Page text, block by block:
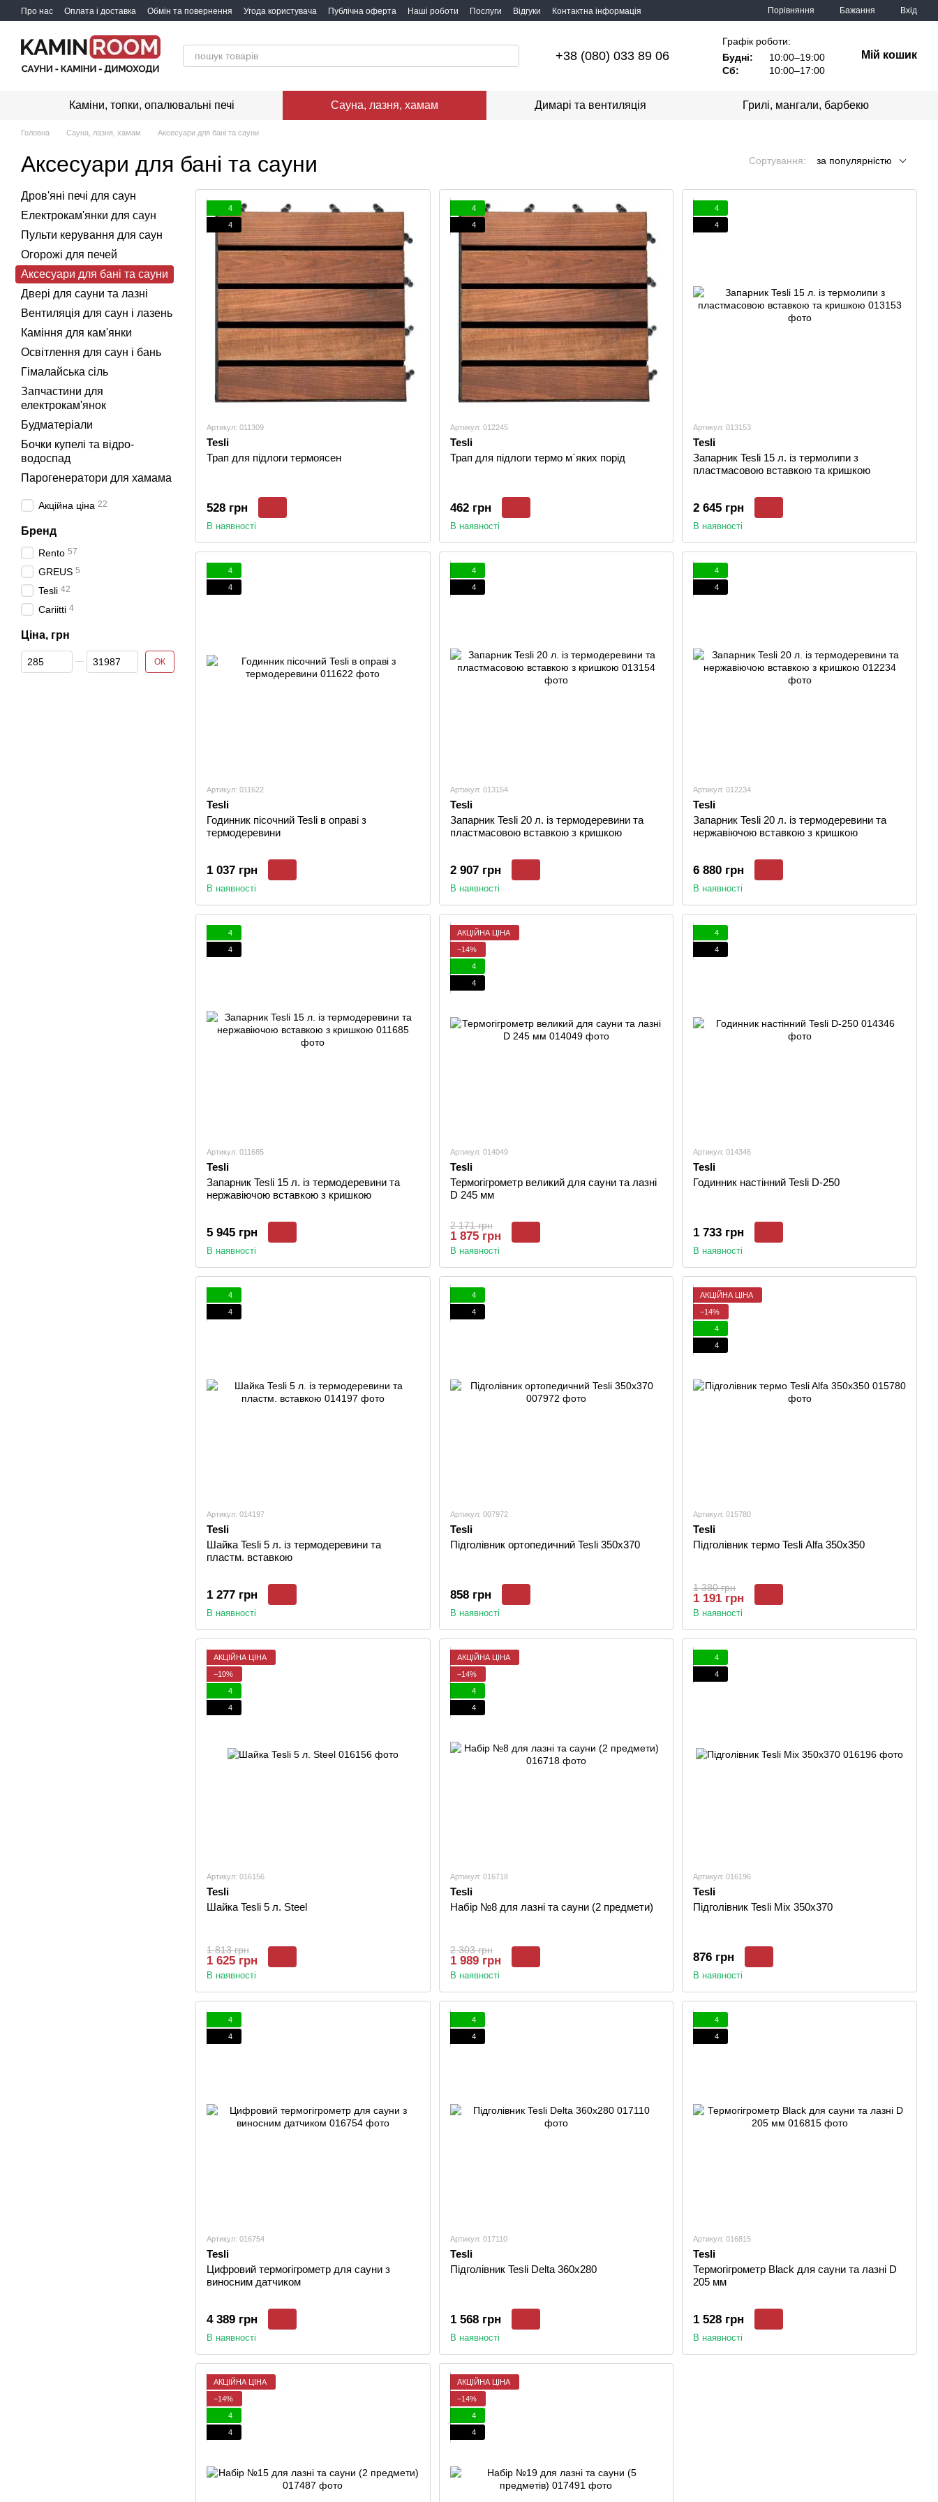
Перейти до основного контенту
Про нас Оплата і доставка Обмін та повернення Угода користувача Публічна оферта Наші роботи Послуги Відгуки Контактна інформація Порівняння Бажання Вхід
+38 (080) 033 89 06
Графік роботи:
Будні:
10:00–19:00
Сб:
10:00–17:00
Мій кошик
Каміни, топки, опалювальні печі Сауна, лазня, хамам Димарі та вентиляція Грилі, мангали, барбекю
Головна Сауна, лазня, хамам Аксесуари для бані та сауни
Аксесуари для бані та сауни Сортування: за популярністю
4
4
Артикул: 011309
Tesli
Трап для підлоги термоясен
528 грн
В наявності
4
4
Артикул: 012245
Tesli
Трап для підлоги термо м`яких порід
462 грн
В наявності
4
4
Артикул: 013153
Tesli
Запарник Tesli 15 л. із термолипи з
пластмасовою вставкою та кришкою
2 645 грн
В наявності
4
4
Артикул: 011622
Tesli
Годинник пісочний Tesli в оправі з
термодеревини
1 037 грн
В наявності
4
4
Артикул: 013154
Tesli
Запарник Tesli 20 л. із термодеревини та
пластмасовою вставкою з кришкою
2 907 грн
В наявності
4
4
Артикул: 012234
Tesli
Запарник Tesli 20 л. із термодеревини та
нержавіючою вставкою з кришкою
6 880 грн
В наявності
4
4
Артикул: 011685
Tesli
Запарник Tesli 15 л. із термодеревини та
нержавіючою вставкою з кришкою
5 945 грн
В наявності
АКЦІЙНА ЦІНА
−14%
4
4
Артикул: 014049
Tesli
Термогігрометр великий для сауни та лазні
D 245 мм
2 171 грн
1 875 грн
В наявності
4
4
Артикул: 014346
Tesli
Годинник настінний Tesli D-250
1 733 грн
В наявності
4
4
Артикул: 014197
Tesli
Шайка Tesli 5 л. із термодеревини та
пластм. вставкою
1 277 грн
В наявності
4
4
Артикул: 007972
Tesli
Підголівник ортопедичний Tesli 350х370
858 грн
В наявності
АКЦІЙНА ЦІНА
−14%
4
4
Артикул: 015780
Tesli
Підголівник термо Tesli Alfa 350х350
1 380 грн
1 191 грн
В наявності
АКЦІЙНА ЦІНА
−10%
4
4
Артикул: 016156
Tesli
Шайка Tesli 5 л. Steel
1 813 грн
1 625 грн
В наявності
АКЦІЙНА ЦІНА
−14%
4
4
Артикул: 016718
Tesli
Набір №8 для лазні та сауни (2 предмети)
2 303 грн
1 989 грн
В наявності
4
4
Артикул: 016196
Tesli
Підголівник Tesli Mix 350х370
876 грн
В наявності
4
4
Артикул: 016754
Tesli
Цифровий термогігрометр для сауни з
виносним датчиком
4 389 грн
В наявності
4
4
Артикул: 017110
Tesli
Підголівник Tesli Delta 360х280
1 568 грн
В наявності
4
4
Артикул: 016815
Tesli
Термогігрометр Black для сауни та лазні D
205 мм
1 528 грн
В наявності
АКЦІЙНА ЦІНА
−14%
4
4
АКЦІЙНА ЦІНА
−14%
4
4
Дров'яні печі для саун
Електрокам'янки для саун
Пульти керування для саун
Огорожі для печей
Аксесуари для бані та сауни
Двері для сауни та лазні
Вентиляція для саун і лазень
Каміння для кам'янки
Освітлення для саун і бань
Гімалайська сіль
Запчастини для
електрокам'янок
Будматеріали
Бочки купелі та відро-
водоспад
Парогенератори для хамама
Акційна ціна 22
Бренд
Rento 57
GREUS 5
Tesli 42
Cariitti 4
Ціна, грн
Від Ціна, грн
До Ціна, грн ОК